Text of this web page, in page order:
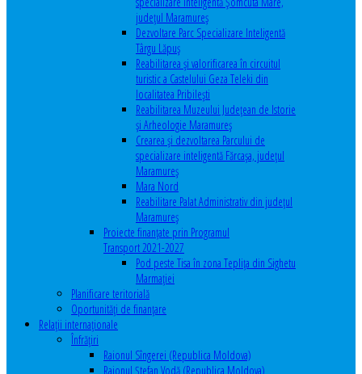
județul Maramureș
Dezvoltare Parc Specializare Inteligentă
Târgu Lăpuș
Reabilitarea și valorificarea în circuitul
turistic a Castelului Geza Teleki din
localitatea Pribilești
Reabilitarea Muzeului Județean de Istorie
și Arheologie Maramureș
Crearea și dezvoltarea Parcului de
specializare inteligentă Fărcașa, județul
Maramureș
Mara Nord
Reabilitare Palat Administrativ din județul
Maramureș
Proiecte finanțate prin Programul
Transport 2021-2027
Pod peste Tisa în zona Teplița din Sighetu
Marmației
Planificare teritorială
Oportunităţi de finanţare
Relaţii internaţionale
Înfrăţiri
Raionul Sîngerei (Republica Moldova)
Raionul Ștefan Vodă (Republica Moldova)